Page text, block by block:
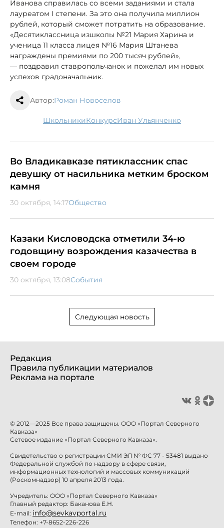
Иванова справилась со всеми заданиями и стала
лауреатом I степени. За это она получила миллион
рублей, который сможет потратить на образование.
«Десятиклассница изшколы №21 Мария Харина и
ученица 11 класса лицея №16 Мария Штанева
награждены премиями по 200 тысяч рублей»,
— поздравил ставропольчанок и пожелал им новых
успехов градоначальник.
Автор:Роман Новоселов
школьники конкурс Иван Ульянченко
Во Владикавказе пятиклассник спас
девушку от насильника метким броском
камня
30 октября, 14:17Общество
Казаки Кисловодска отметили 34-ю
годовщину возрождения казачества в
своем городе
30 октября, 13:08События
Следующая новость
Редакция
Правила публикации материалов
Реклама на портале
© 2012—2025 Все права защищены. ООО «Портал Северного
Кавказа»
Сетевое издание «Портал Северного Кавказа».
Свидетельство о регистрации СМИ ЭЛ № ФС 77 - 53481 выдано
Федеральной службой по надзору в сфере связи,
информационных технологий и массовых коммуникаций
(Роскомнадзор) 10 апреля 2013 года.
Учредитель: ООО «Портал Северного Кавказа»
Главный редактор: Баканова Е.Н.
E-mail: info@sevkavportal.ru
Телефон: +7-8652-226-226